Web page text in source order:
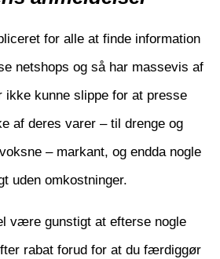
for alle at finde information
netshops og så har massevis af
ikke kunne slippe for at presse
af deres varer – til drenge og
– markant, og endda nogle
uden omkostninger.
være gunstigt at efterse nogle
rabat forud for at du færdiggør